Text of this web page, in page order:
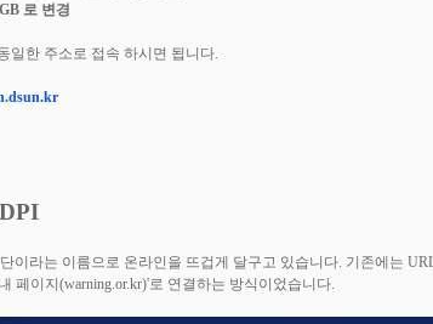
로 변경
일한 주소로 접속 하시면 됩니다.
이라는 이름으로 온라인을 뜨겁게 달구고 있습니다. 기존에는
페이지(warning.or.kr)'로 연결하는 방식이었습니다.